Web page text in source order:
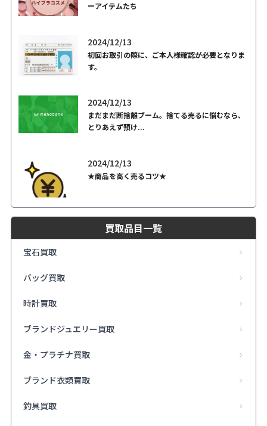
ーアイテムたち
2024/12/13
初回お取引の際に、ご本人様確認が必要となりま
す。
2024/12/13
まだまだ断捨離ブーム。捨てる売るに悩むなら、
とりあえず預け...
2024/12/13
★商品を高く売るコツ★
買取品目一覧
宝石買取
バッグ買取
時計買取
ブランドジュエリー買取
金・プラチナ買取
ブランド衣類買取
釣具買取